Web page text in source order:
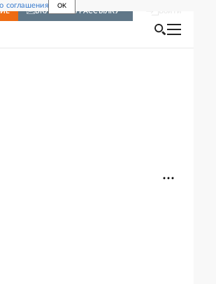
соглашения OK
ВКЛЮЧИТЬ РАССЫЛКУ